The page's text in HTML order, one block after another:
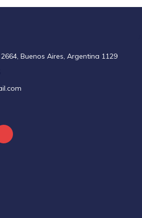
Buenos Aires, Argentina 1129